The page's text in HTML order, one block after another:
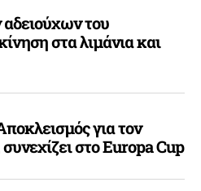
του
στα λιμάνια και
για τον
στο Europa Cup